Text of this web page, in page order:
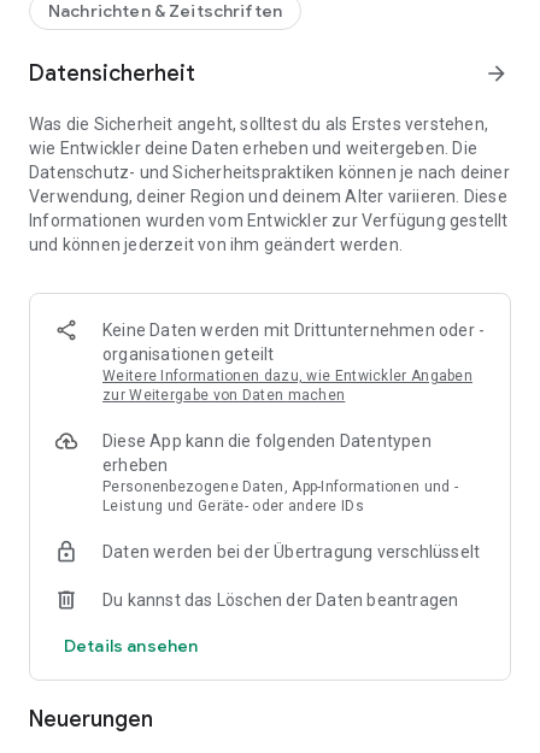
Nachrichten & Zeitschriften
Datensicherheit arrow_forward
Was die Sicherheit angeht, solltest du als Erstes verstehen,
wie Entwickler deine Daten erheben und weitergeben. Die
Datenschutz- und Sicherheitspraktiken können je nach deiner
Verwendung, deiner Region und deinem Alter variieren. Diese
Informationen wurden vom Entwickler zur Verfügung gestellt
und können jederzeit von ihm geändert werden.
Keine Daten werden mit Drittunternehmen oder -
organisationen geteilt
Weitere Informationen dazu, wie Entwickler Angaben
zur Weitergabe von Daten machen
Diese App kann die folgenden Datentypen
erheben
Personenbezogene Daten, App-Informationen und -
Leistung und Geräte- oder andere IDs
Daten werden bei der Übertragung verschlüsselt
Du kannst das Löschen der Daten beantragen
Details ansehen
Neuerungen